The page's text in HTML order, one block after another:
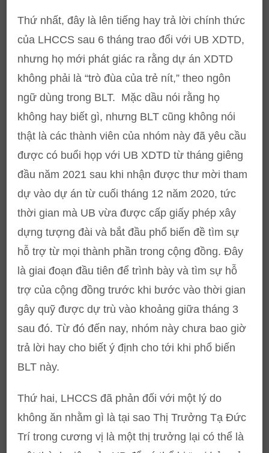
Thứ nhất, đây là lên tiếng hay trả lời chính thức
của LHCCS sau 6 tháng trao đổi với UB XDTD,
nhưng họ mới phát giác ra rằng dự án XDTD
không phải là “trò đùa của trẻ nít,” theo ngôn
ngữ dùng trong BLT. Mặc dầu nói rằng họ
không hay biết gì, nhưng BLT cũng không nói
thật là các thành viên của nhóm này đã yêu cầu
được có buổi họp với UB XDTD từ tháng giêng
đầu năm 2021 sau khi nhận được thư mời tham
dự vào dự án từ cuối tháng 12 năm 2020, tức
thời gian mà UB vừa được cấp giấy phép xây
dựng tượng đài và bắt đầu phổ biến đề tìm sự
hỗ trợ từ mọi thành phần trong cộng đồng. Đây
là giai đoạn đầu tiên để trình bày và tìm sự hỗ
trợ của cộng đồng trước khi bước vào thời gian
gây quỹ được dự trù vào khoảng giữa tháng 3
sau đó. Từ đó đến nay, nhóm này chưa bao giờ
trả lời hay cho biết ý định cho tới khi phổ biến
BLT này.
Thứ hai, LHCCS đã phản đối với một lý do
không ăn nhằm gì là tại sao Thị Trưởng Tạ Đức
Trí trong cương vị là một thị trưởng lại có thể là